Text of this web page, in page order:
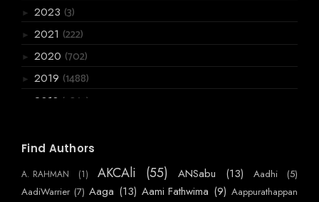
► 2023 (3)
► 2021 (222)
► 2020 (702)
► 2019 (1488)
2018 (3867)
▼2016(2955)
(720)
► November(770)
Find Authors
A. RAHMAN (1) AKCAli (55) ANSabu (13) Aadhi
(5)
AadiWarrier (7) Aaga (13) Aami Fathwima (9) Aappurathappan